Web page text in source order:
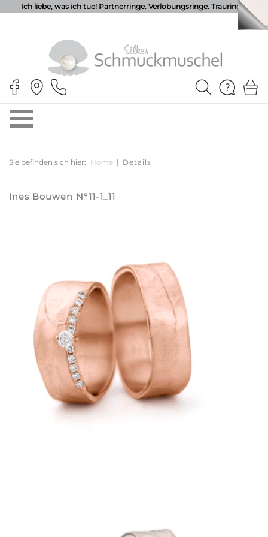
Ich liebe, was ich tue! Partnerringe. Verlobungsringe. Trauringe.
Sie befinden sich hier: Home | Details
Ines Bouwen N°11-1_11